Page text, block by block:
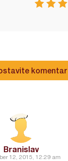
komentar
Branislav
12, 2015, 12:29 am